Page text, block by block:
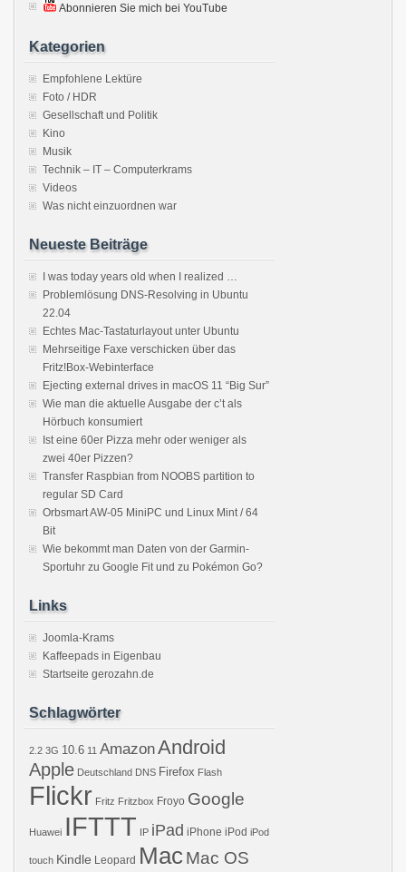
Abonnieren Sie mich bei YouTube
Kategorien
Empfohlene Lektüre
Foto / HDR
Gesellschaft und Politik
Kino
Musik
Technik – IT – Computerkrams
Videos
Was nicht einzuordnen war
Neueste Beiträge
I was today years old when I realized …
Problemlösung DNS-Resolving in Ubuntu
22.04
Echtes Mac-Tastaturlayout unter Ubuntu
Mehrseitige Faxe verschicken über das
Fritz!Box-Webinterface
Ejecting external drives in macOS 11 “Big Sur”
Wie man die aktuelle Ausgabe der c’t als
Hörbuch konsumiert
Ist eine 60er Pizza mehr oder weniger als
zwei 40er Pizzen?
Transfer Raspbian from NOOBS partition to
regular SD Card
Orbsmart AW-05 MiniPC und Linux Mint / 64
Bit
Wie bekommt man Daten von der Garmin-
Sportuhr zu Google Fit und zu Pokémon Go?
Links
Joomla-Krams
Kaffeepads in Eigenbau
Startseite gerozahn.de
Schlagwörter
2.2 3G 10.6 11 AmazonAndroid
Apple Deutschland DNS Firefox Flash
Flickr Fritz Fritzbox Froyo Google
Huawei IFTTT IP iPad iPhone iPod iPod
touch Kindle Leopard MacMac OS